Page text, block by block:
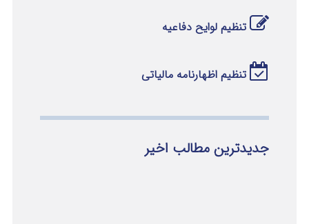
تنظیم لوایح دفاعیه
تنظیم اظهارنامه مالیاتی
جدیدترین مطالب اخیر